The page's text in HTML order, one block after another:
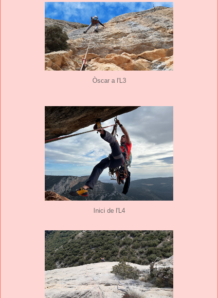
Òscar a l'L3
Inici de l'L4